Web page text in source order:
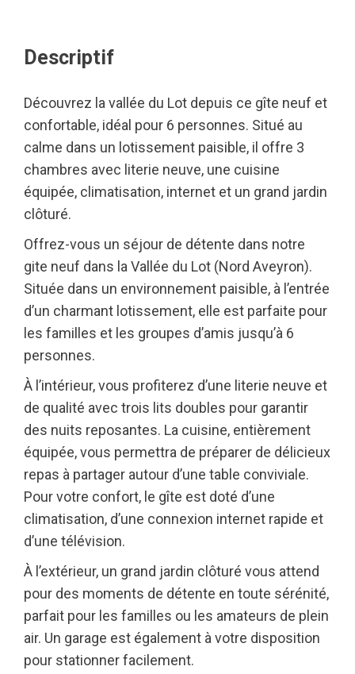
Descriptif
Découvrez la vallée du Lot depuis ce gîte neuf et
confortable, idéal pour 6 personnes. Situé au
calme dans un lotissement paisible, il offre 3
chambres avec literie neuve, une cuisine
équipée, climatisation, internet et un grand jardin
clôturé.
Offrez-vous un séjour de détente dans notre
gite neuf dans la Vallée du Lot (Nord Aveyron).
Située dans un environnement paisible, à l’entrée
d’un charmant lotissement, elle est parfaite pour
les familles et les groupes d’amis jusqu’à 6
personnes.
À l’intérieur, vous profiterez d’une literie neuve et
de qualité avec trois lits doubles pour garantir
des nuits reposantes. La cuisine, entièrement
équipée, vous permettra de préparer de délicieux
repas à partager autour d’une table conviviale.
Pour votre confort, le gîte est doté d’une
climatisation, d’une connexion internet rapide et
d’une télévision.
À l’extérieur, un grand jardin clôturé vous attend
pour des moments de détente en toute sérénité,
parfait pour les familles ou les amateurs de plein
air. Un garage est également à votre disposition
pour stationner facilement.